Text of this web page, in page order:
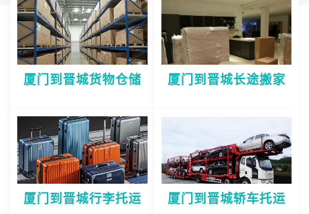
厦门到晋城货物仓储 厦门到晋城长途搬家
厦门到晋城行李托运 厦门到晋城轿车托运